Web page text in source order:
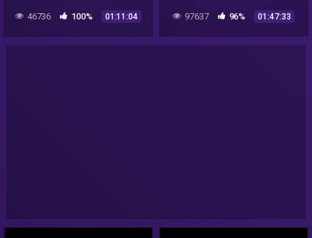
46736 100% 01:11:04
Umberto Molinaro
97637 96% 01:47:33